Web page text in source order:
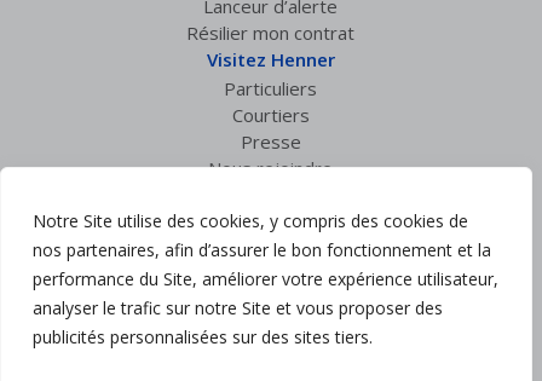
Notre Site utilise des cookies, y compris des cookies de
nos partenaires, afin d’assurer le bon fonctionnement et la
performance du Site, améliorer votre expérience utilisateur,
analyser le trafic sur notre Site et vous proposer des
publicités personnalisées sur des sites tiers.
Lanceur d’alerte
Résilier mon contrat
Visitez Henner
Particuliers
Courtiers
Presse
Nous rejoindre
Accès courtiers
Suivez nous :
Politique de confidentialité